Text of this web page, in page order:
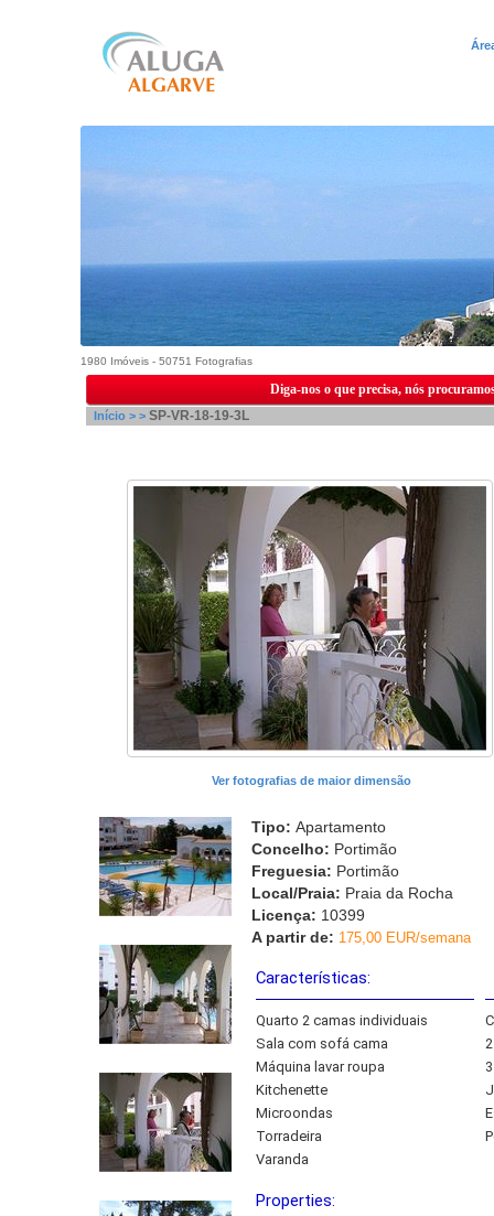
1980 Imóveis - 50751 Fotografias
Diga-nos o que precisa, nós
Início > > SP-VR-18-19-3L
Ver fotografias de maior dimensão
Tipo: Apartamento
Concelho: Portimão
Freguesia: Portimão
Local/Praia: Praia da Rocha
Licença: 10399
A partir de: 175,00 EUR/semana
Características:
Quarto 2 camas individuais
Sala com sofá cama
Máquina lavar roupa
Kitchenette
Microondas
Torradeira
Varanda
Properties: